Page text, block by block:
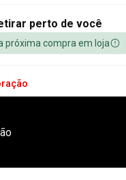
perto de você
próxima compra em loja